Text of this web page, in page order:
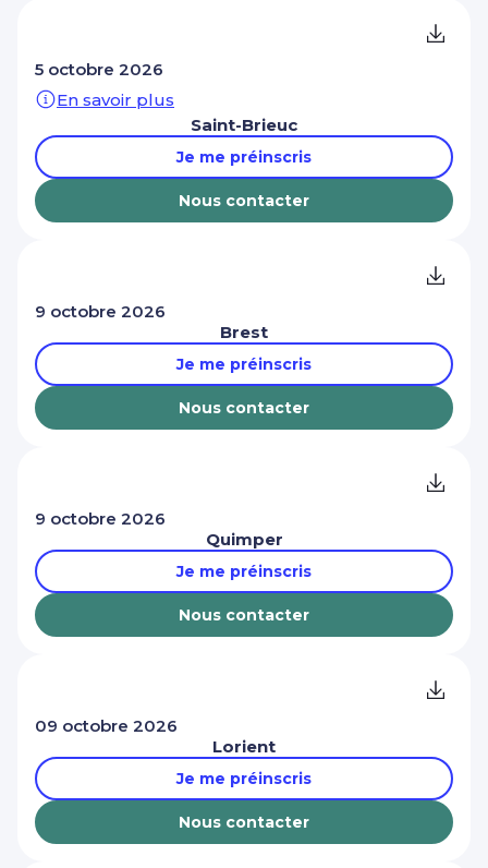
5 octobre 2026
En savoir plus
Saint-Brieuc
Je me préinscris
Nous contacter
9 octobre 2026
Brest
Je me préinscris
Nous contacter
9 octobre 2026
Quimper
Je me préinscris
Nous contacter
09 octobre 2026
Lorient
Je me préinscris
Nous contacter